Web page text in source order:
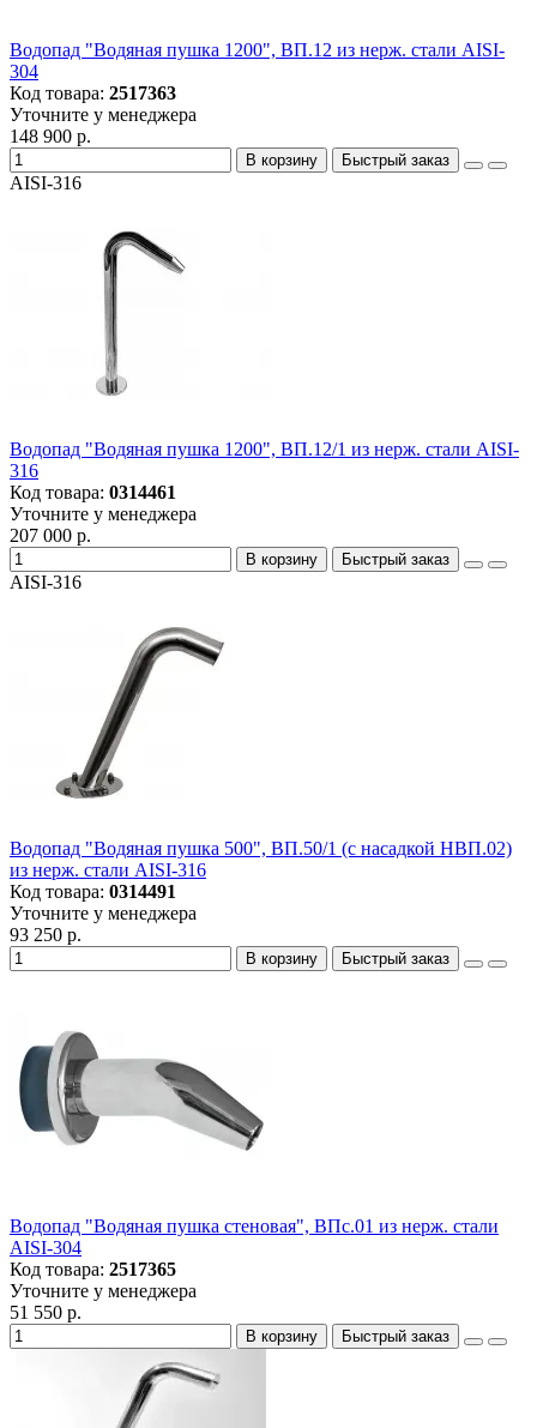
Водопад "Водяная пушка 1200", ВП.12 из нерж. стали AISI-
304
Код товара: 2517363
Уточните у менеджера
148 900 р.
В корзину Быстрый заказ
AISI-316
Водопад "Водяная пушка 1200", ВП.12/1 из нерж. стали AISI-
316
Код товара: 0314461
Уточните у менеджера
207 000 р.
В корзину Быстрый заказ
AISI-316
Водопад "Водяная пушка 500", ВП.50/1 (с насадкой НВП.02)
из нерж. стали AISI-316
Код товара: 0314491
Уточните у менеджера
93 250 р.
В корзину Быстрый заказ
Водопад "Водяная пушка стеновая", ВПс.01 из нерж. стали
AISI-304
Код товара: 2517365
Уточните у менеджера
51 550 р.
В корзину Быстрый заказ